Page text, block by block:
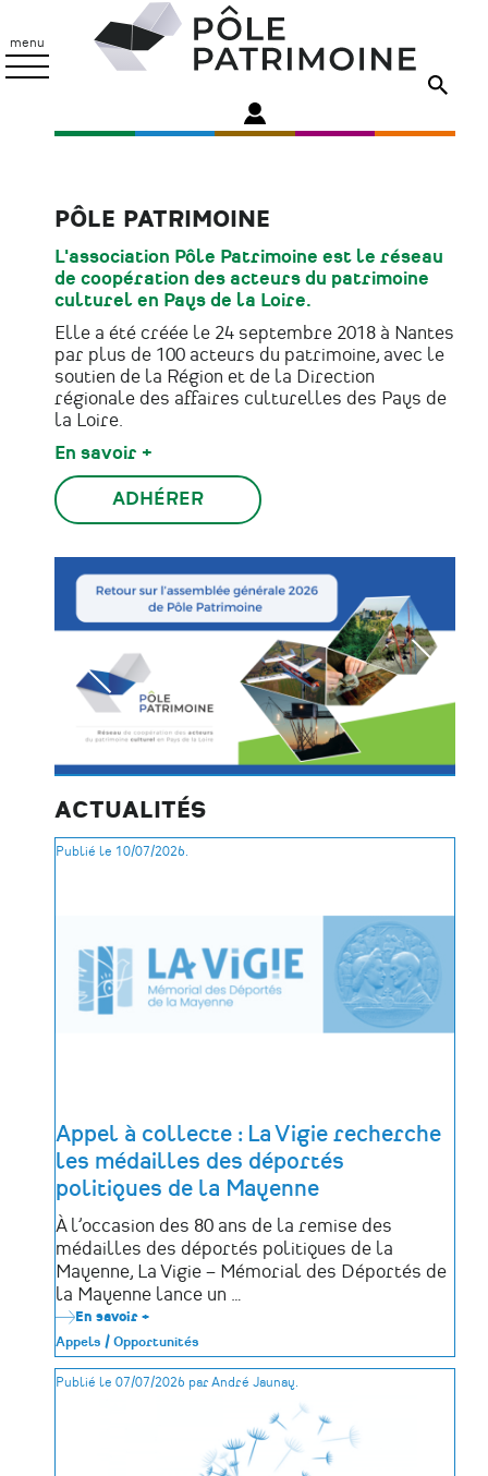
contenu
principal
menu
Patrimoine
ACTUALITÉS
Publié le 10/07/2026.
Appel à collecte : La Vigie recherche
les médailles des déportés
politiques de la Mayenne
À l’occasion des 80 ans de la remise des
médailles des déportés politiques de la
Mayenne, La Vigie – Mémorial des Déportés de
la Mayenne lance un …
En savoir +
Appel
à
collecte
:
médailles
Appels / Opportunités
Publié le 07/07/2026 par André Jaunay.
PÔLE PATRIMOINE
L'association Pôle Patrimoine est le réseau
de coopération des acteurs du patrimoine
culturel en Pays de la Loire.
Elle a été créée le 24 septembre 2018 à Nantes
par plus de 100 acteurs du patrimoine, avec le
soutien de la Région et de la Direction
régionale des affaires culturelles des Pays de
la Loire.
En savoir +
ADHÉRER